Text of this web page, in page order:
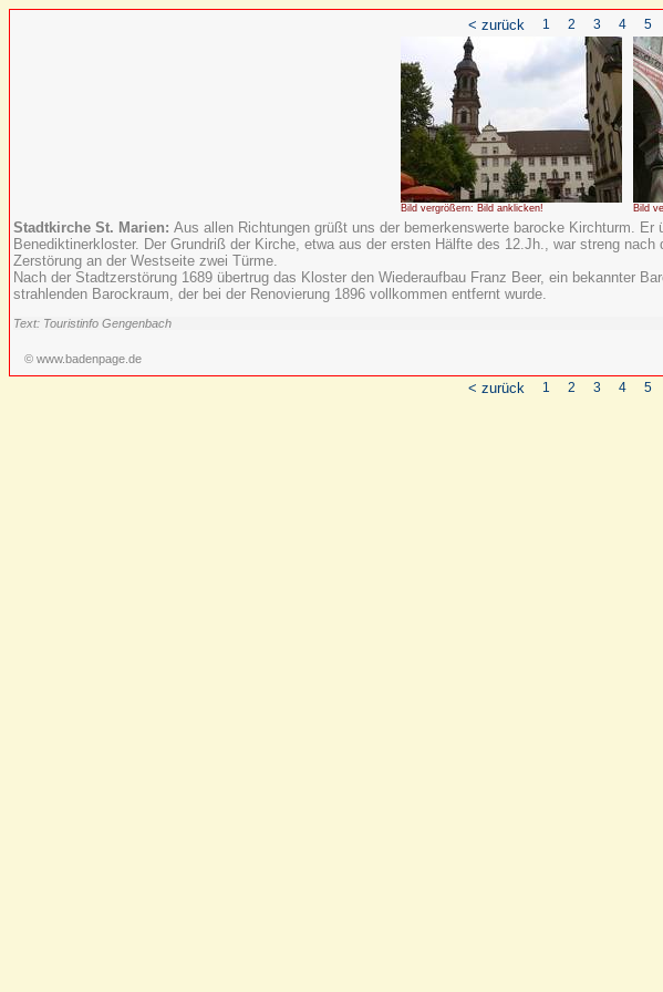
< zurück 1 2 3 4 5
Bild vergrößern: Bild anklicken! Bild
Stadtkirche St. Marien: Aus allen Richtungen grüßt uns der bemerkenswerte barocke Kirchturm.
Benediktinerkloster. Der Grundriß der Kirche, etwa aus der ersten Hälfte des 12.Jh., war streng
Zerstörung an der Westseite zwei Türme.
Nach der Stadtzerstörung 1689 übertrug das Kloster den Wiederaufbau Franz Beer, ein bekannter
strahlenden Barockraum, der bei der Renovierung 1896 vollkommen entfernt wurde.
Text: Touristinfo Gengenbach
© www.badenpage.de
< zurück 1 2 3 4 5